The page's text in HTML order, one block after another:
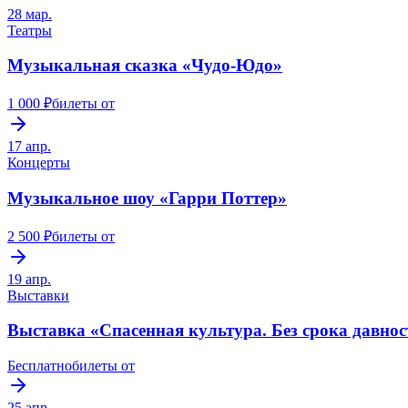
28 мар.
Театры
Музыкальная сказка «Чудо-Юдо»
1 000 ₽билеты от
17 апр.
Концерты
Музыкальное шоу «Гарри Поттер»
2 500 ₽билеты от
19 апр.
Выставки
Выставка «Спасенная культура. Без срока
Бесплатнобилеты от